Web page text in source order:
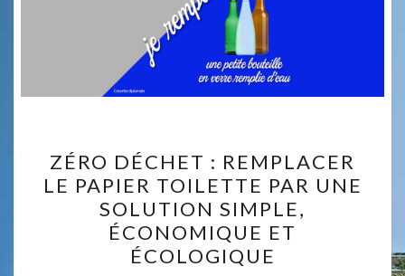
DÉCHET :
REMPLACER
LE
PAPIER
TOILETTE
ZÉRO DÉCHET : REMPLACER
LE PAPIER TOILETTE PAR UNE
SOLUTION SIMPLE,
ÉCONOMIQUE ET
ÉCOLOGIQUE